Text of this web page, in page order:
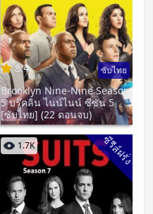
8.4 ซับไทย
Brooklyn Nine-Nine Season
5 บรู๊คลิน ไนน์ไนน์ ซีซั่น 5
[ซับไทย] (22 ตอนจบ)
1.7K ซีรีส์ฝรั่ง